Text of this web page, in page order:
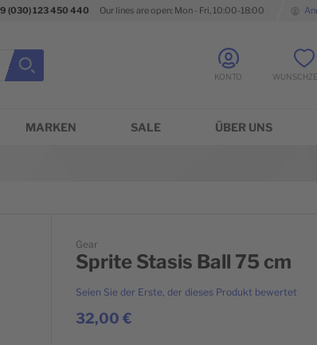
(030) 123 450 440 Our lines are open: Mon - Fri, 10:00-18:00
Suche schließen
Suche KONTO
MARKEN SALE ÜBER UNS
Gear
Sprite Stasis Ball 75 cm
Seien Sie der Erste, der dieses Produkt bewertet
32,00 €